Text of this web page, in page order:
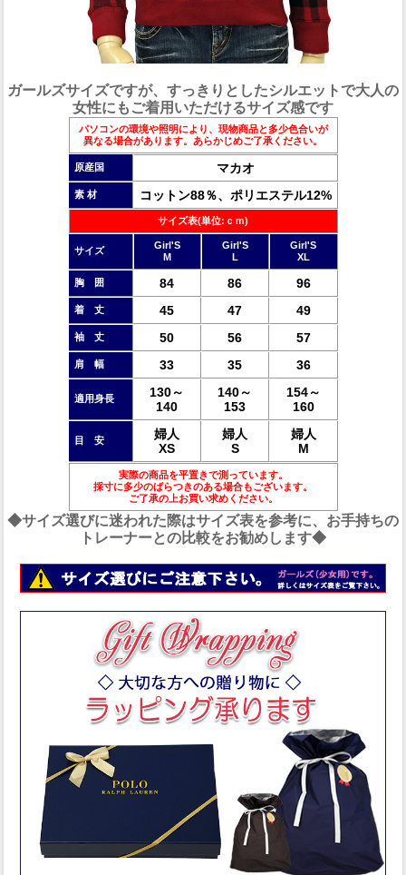
ガールズサイズですが、すっきりとしたシルエットで大人の
女性にもご着用いただけるサイズ感です
パソコンの環境や照明により、現物商品と多少色合いが
異なる場合があります。あらかじめご了承ください。
原産国 マカオ
素 材 コットン88％、ポリエステル12%
サイズ表(単位:ｃｍ)
サイズ
Girl'S
M
Girl'S
L
Girl'S
XL
胸 囲 84 86 96
着 丈 45 47 49
袖 丈 50 56 57
肩 幅 33 35 36
適用身長
130～
140
140～
153
154～
160
目 安
婦人
XS
婦人
S
婦人
M
実際の商品を平置きで測っています。
採寸に多少のばらつきのある場合もございます。
ご了承の上お買い求めください。
◆サイズ選びに迷われた際はサイズ表を参考に、お手持ちの
トレーナーとの比較をお勧めします◆